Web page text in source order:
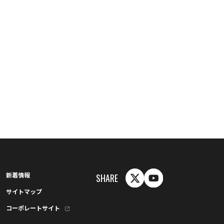
新着情報
サイトマップ
コーポレートサイト
SHARE